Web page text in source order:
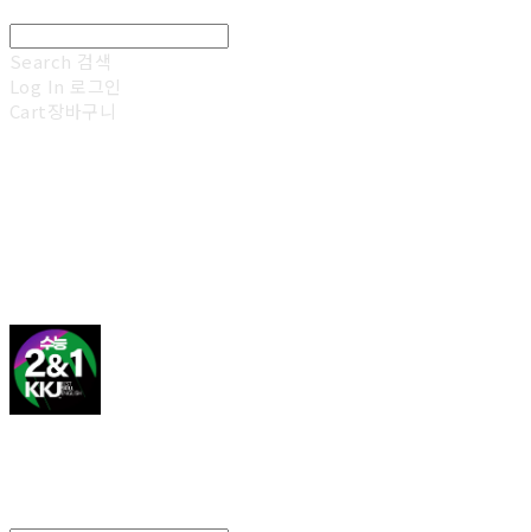
Search 검색
Log In 로그인
Cart장바구니